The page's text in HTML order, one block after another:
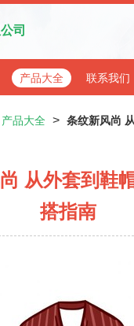
司
产品大全 联系我们
产品大全 > 条纹新风尚
从外套到鞋
搭指南